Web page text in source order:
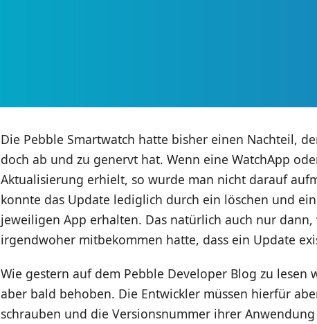
Die Pebble Smartwatch hatte bisher einen Nachteil,
doch ab und zu genervt hat. Wenn eine WatchApp
Aktualisierung erhielt, so wurde man nicht darauf
konnte das Update lediglich durch ein löschen und
jeweiligen App erhalten. Das natürlich auch nur
irgendwoher mitbekommen hatte, dass ein Update
Wie gestern auf dem Pebble Developer Blog zu lesen
aber bald behoben. Die Entwickler müssen hierfür
schrauben und die Versionsnummer ihrer